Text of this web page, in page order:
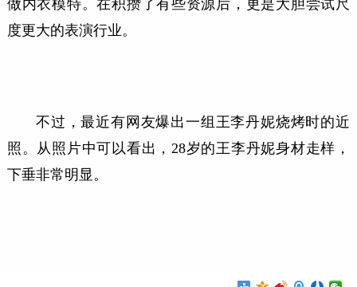
做内衣模特。在积攒了有些资源后，更是大胆尝试尺
度更大的表演行业。
不过，最近有网友爆出一组王李丹妮烧烤时的近
照。从照片中可以看出， 28岁的王李丹妮身材走样，
下垂非常明显。